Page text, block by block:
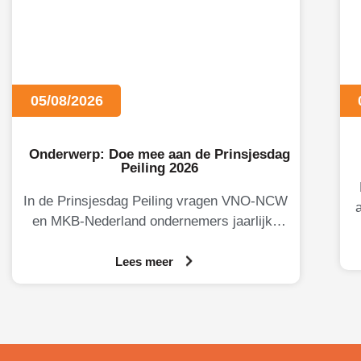
05/08/2026
Onderwerp: Doe mee aan de Prinsjesdag
Peiling 2026
In de Prinsjesdag Peiling vragen VNO-NCW
en MKB-Nederland ondernemers jaarlijks
economie, het ondernemingsklimaat en
Lees meer